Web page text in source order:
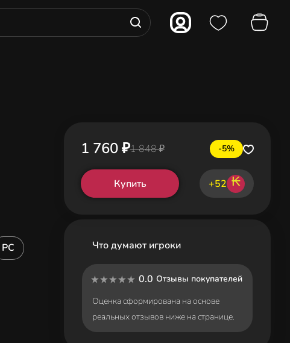
PC
1 760 ₽1 848 ₽ -5%
Купить +52 ₭
Что думают игроки
0.0 Отзывы покупателей
Оценка сформирована на основе
реальных отзывов ниже на странице.